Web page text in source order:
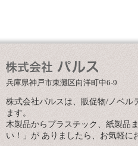
兵庫県神戸市東灘区向洋町中6-9
株式会社パルスは、販促物/ノベル
ます。
木製品からプラスチック、紙製品
い！」が ありましたら、お気軽に